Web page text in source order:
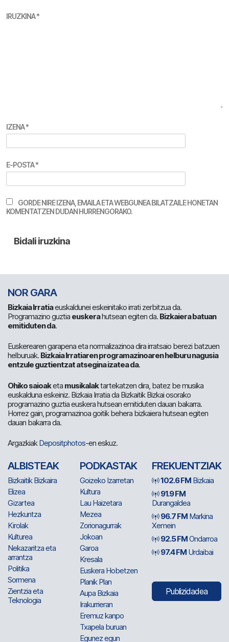
IRUZKINA*
IZENA*
E-POSTA*
GORDE NIRE IZENA, EMAILA ETA WEBGUNEA BILATZAILE HONETAN
KOMENTATZEN DUDAN HURRENGORAKO.
NOR GARA
Bizkaia Irratiaeuskaldunei eskeinitako irrati zerbitzua da.
Programazino guztia euskerahutsean egiten da. Bizkaiera batuan
emitiduten da.
Euskerearen garapena eta normalizazinoa dira irratsaio berezi batzuen
helburuak. Bizkaia Irratiaren programazinoaren helburu nagusia
entzule guztientzat atsegina izatea da.
Ohiko saioaketa musikalaktartekatzen dira, batez be musika
euskalduna eskeiniz. Bizkaia Irratia da Bizkaitik Bizkai osorako
programazino guztia euskera hutsean emitiduten dauan bakarra.
Horrez gain, programazinoa goitik behera bizkaiera hutsean egiten
dauan bakarra da.
ArgazkiakDepositphotos-en eskuz.
ALBISTEAK
Bizkaitik Bizkaira
Elizea
Gizartea
Hezkuntza
Kirolak
Kulturea
Nekazaritza eta
arrantza
Politika
Sormena
Zientzia eta
Teknologia
PODKASTAK
Goizeko Izarretan
Kultura
Lau Haizetara
Mezea
Zorionagurrak
Jokoan
Garoa
Kresala
Euskera Hobetzen
Planik Plan
Aupa Bizkaia
Irakurrieran
Eremuz kanpo
Txapela buruan
Egunez egun
FREKUENTZIAK
102.6 FM Bizkaia
91.9 FM
Durangaldea
96.7 FM Markina
Xemein
92.5 FMOndarroa
97.4 FM Urdaibai
Publizidadea